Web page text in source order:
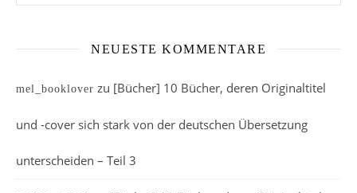
NEUESTE KOMMENTARE
mel_booklover zu [Bücher] 10 Bücher, deren Originaltitel
und -cover sich stark von der deutschen Übersetzung
unterscheiden – Teil 3